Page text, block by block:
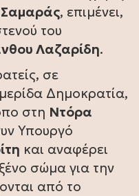
Σαμαράς, επιμένει,
του
Λαζαρίδη.
σε
Δημοκρατία,
στη Ντόρα
Υπουργό
και αναφέρει
ξένο σώμα για την
από το